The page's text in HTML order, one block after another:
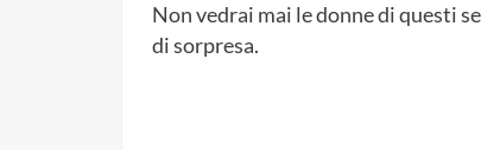
Non vedrai mai le donne di questi
di sorpresa.